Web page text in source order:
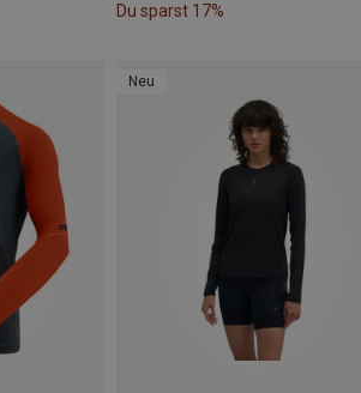
Du sparst 17%
Neu